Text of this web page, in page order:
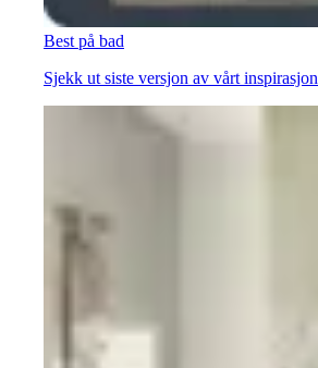
Best på bad
Sjekk ut siste versjon av vårt